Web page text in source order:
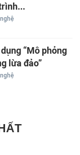
“Mô phỏng
lừa đảo”